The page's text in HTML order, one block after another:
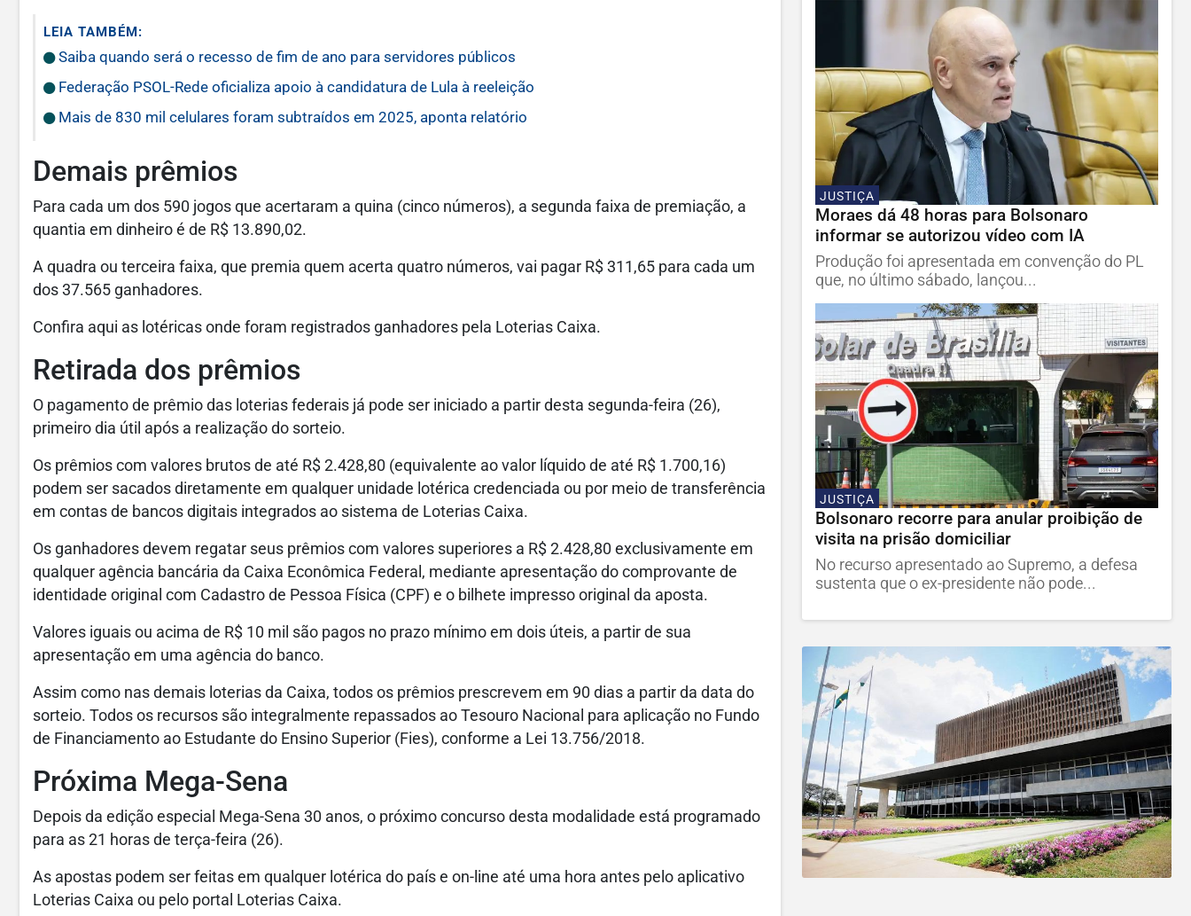
LEIA TAMBÉM:
Saiba quando será o recesso de fim de ano para servidores públicos
Federação PSOL-Rede oficializa apoio à candidatura de Lula à reeleição
Mais de 830 mil celulares foram subtraídos em 2025, aponta relatório
Demais prêmios
Para cada um dos 590 jogos que acertaram a quina (cinco números), a segunda faixa de premiação, a
quantia em dinheiro é de R$ 13.890,02.
A quadra ou terceira faixa, que premia quem acerta quatro números, vai pagar R$ 311,65 para cada um
dos 37.565 ganhadores.
Confira aqui as lotéricas onde foram registrados ganhadores pela Loterias Caixa.
Retirada dos prêmios
O pagamento de prêmio das loterias federais já pode ser iniciado a partir desta segunda-feira (26),
primeiro dia útil após a realização do sorteio.
Os prêmios com valores brutos de até R$ 2.428,80 (equivalente ao valor líquido de até R$ 1.700,16)
podem ser sacados diretamente em qualquer unidade lotérica credenciada ou por meio de transferência
em contas de bancos digitais integrados ao sistema de Loterias Caixa.
Os ganhadores devem regatar seus prêmios com valores superiores a R$ 2.428,80 exclusivamente em
qualquer agência bancária da Caixa Econômica Federal, mediante apresentação do comprovante de
identidade original com Cadastro de Pessoa Física (CPF) e o bilhete impresso original da aposta.
Valores iguais ou acima de R$ 10 mil são pagos no prazo mínimo em dois úteis, a partir de sua
apresentação em uma agência do banco.
Assim como nas demais loterias da Caixa, todos os prêmios prescrevem em 90 dias a partir da data do
sorteio. Todos os recursos são integralmente repassados ao Tesouro Nacional para aplicação no Fundo
de Financiamento ao Estudante do Ensino Superior (Fies), conforme a Lei 13.756/2018.
Próxima Mega-Sena
Depois da edição especial Mega-Sena 30 anos, o próximo concurso desta modalidade está programado
para as 21 horas de terça-feira (26).
As apostas podem ser feitas em qualquer lotérica do país e on-line até uma hora antes pelo aplicativo
Loterias Caixa ou pelo portal Loterias Caixa.
JUSTIÇA
Moraes dá 48 horas para Bolsonaro
informar se autorizou vídeo com IA
Produção foi apresentada em convenção do PL
que, no último sábado, lançou...
JUSTIÇA
Bolsonaro recorre para anular proibição de
visita na prisão domiciliar
No recurso apresentado ao Supremo, a defesa
sustenta que o ex-presidente não pode...